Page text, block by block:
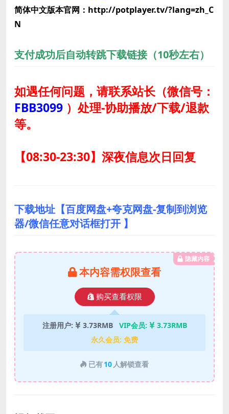
简体中文版本官网：http://potplayer.tv/?lang=zh_C
N
支付成功后自动转跳下载链接（10秒左右）
如遇任何问题，请联系站长（微信号：
FBB3099 ） 处理-协助播放/下载/退款
等。
【08:30-23:30】深夜信息次日回复
下载地址【百度网盘+夸克网盘-复制到浏览
器/微信任意对话框打开 】
隐藏内容
本内容需权限查看
购买查看权限
注册用户: 3.73RMB VIP会员:
3.73RMB
永久会员: 免费
已有10 人解锁查看